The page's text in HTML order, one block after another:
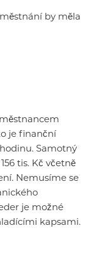
by měla
je finanční
Samotný
tis. Kč včetně
Nemusíme se
je možné
kapsami.